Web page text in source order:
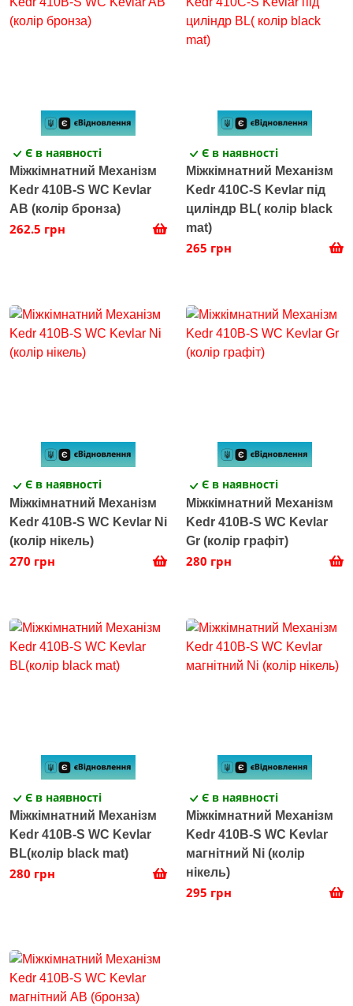
Є в наявності
Міжкімнатний Механізм
Kedr 410B-S WC Kevlar
AB (колір бронза)
262.5 грн
Є в наявності
Міжкімнатний Механізм
Kedr 410C-S Kevlar під
циліндр BL( колір black
mat)
265 грн
Є в наявності
Міжкімнатний Механізм
Kedr 410B-S WC Kevlar Ni
(колір нікель)
270 грн
Є в наявності
Міжкімнатний Механізм
Kedr 410B-S WC Kevlar
Gr (колір графіт)
280 грн
Є в наявності
Міжкімнатний Механізм
Kedr 410B-S WC Kevlar
BL(колір black mat)
280 грн
Є в наявності
Міжкімнатний Механізм
Kedr 410B-S WC Kevlar
магнітний Ni (колір
нікель)
295 грн